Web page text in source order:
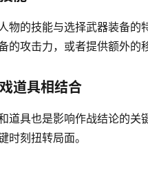
物的技能与选择武器装备的
的攻击力，或者提供额外的
道具相结合
道具也是影响作战结论的关
时刻扭转局面。